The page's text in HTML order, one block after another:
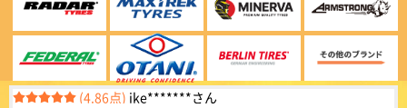
シンガポール発のグローバルタイヤブランドRADAR。
世界初の環境に優しい“カーボンニュートラル承認”を取
得したタイヤブランドです。
総合評価：834件 4.45
(4.86点)qol0309さん
ARMSTRONG BLU-TRAC HP 205/55R16 94W XL
問題なし定期交換しましょう
(4.86点) ike*******さん